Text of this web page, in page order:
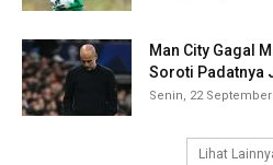
Man City Gagal
Soroti Padatnya
Senin, 22 September
Lihat